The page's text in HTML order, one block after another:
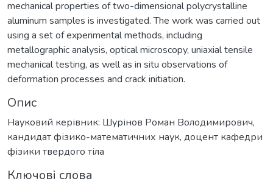
mechanical properties of two-dimensional polycrystalline
aluminum samples is investigated. The work was carried out
using a set of experimental methods, including
metallographic analysis, optical microscopy, uniaxial tensile
mechanical testing, as well as in situ observations of
deformation processes and crack initiation.
Опис
Науковий керівник: Шурінов Роман Володимирович,
кандидат фізико-математичних наук, доцент кафедри
фізики твердого тіла
Ключові слова